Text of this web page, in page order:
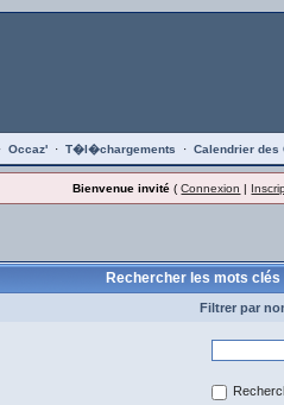
· Occaz' · T�l�chargements · Calendrier des
Bienvenue invité (Connexion |
Rechercher les mots clés
Filtrer par